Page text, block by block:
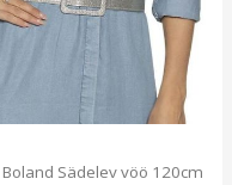
Sädelev vöö 120cm